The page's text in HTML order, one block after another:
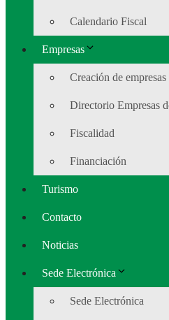
Calendario Fiscal
Empresas
Creación de empresas
Directorio Empresas
Fiscalidad
Financiación
Turismo
Contacto
Noticias
Sede Electrónica
Sede Electrónica